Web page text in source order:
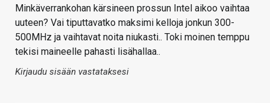
Minkäverrankohan kärsineen prossun Intel aikoo vaihtaa
uuteen? Vai tiputtavatko maksimi kelloja jonkun 300-
500MHz ja vaihtavat noita niukasti.. Toki moinen temppu
tekisi maineelle pahasti lisähallaa..
Kirjaudu sisään vastataksesi